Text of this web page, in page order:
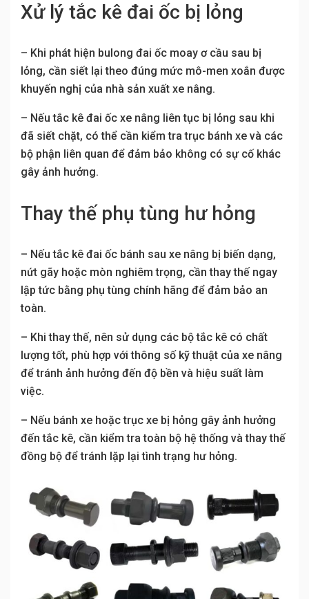
Xử lý tắc kê đai ốc bị lỏng
– Khi phát hiện bulong đai ốc moay ơ cầu sau bị
lỏng, cần siết lại theo đúng mức mô-men xoắn được
khuyến nghị của nhà sản xuất xe nâng.
– Nếu tắc kê đai ốc xe nâng liên tục bị lỏng sau khi
đã siết chặt, có thể cần kiểm tra trục bánh xe và các
bộ phận liên quan để đảm bảo không có sự cố khác
gây ảnh hưởng.
Thay thế phụ tùng hư hỏng
– Nếu tắc kê đai ốc bánh sau xe nâng bị biến dạng,
nứt gãy hoặc mòn nghiêm trọng, cần thay thế ngay
lập tức bằng phụ tùng chính hãng để đảm bảo an
toàn.
– Khi thay thế, nên sử dụng các bộ tắc kê có chất
lượng tốt, phù hợp với thông số kỹ thuật của xe nâng
để tránh ảnh hưởng đến độ bền và hiệu suất làm
việc.
– Nếu bánh xe hoặc trục xe bị hỏng gây ảnh hưởng
đến tắc kê, cần kiểm tra toàn bộ hệ thống và thay thế
đồng bộ để tránh lặp lại tình trạng hư hỏng.